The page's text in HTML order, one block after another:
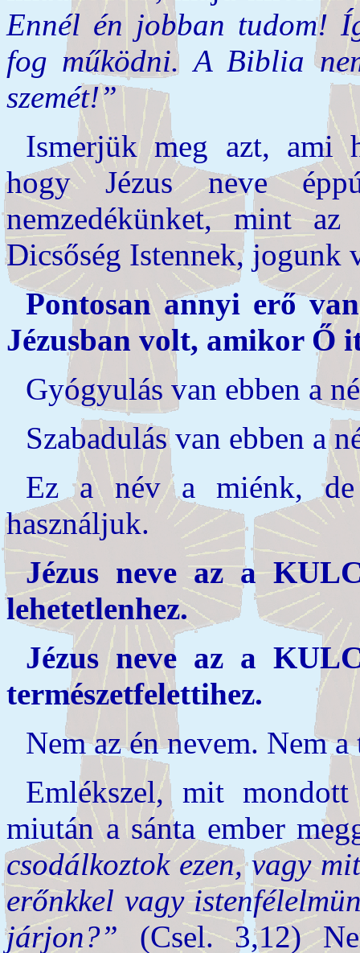
Ennél én jobban tudom!
fog működni. A Biblia
szemét!”
Ismerjük meg azt, ami
hogy Jézus neve
nemzedékünket, mint az
Dicsőség Istennek, jogunk
Pontosan annyi erő
Jézusban volt, amikor Ő
Gyógyulás van ebben a
Szabadulás van ebben a
Ez a név a miénk,
használjuk.
Jézus neve az a
lehetetlenhez.
Jézus neve az a
természetfelettihez.
Nem az én nevem. Nem
Emlékszel, mit
miután a sánta ember
csodálkoztok ezen, vagy
erőnkkel vagy
járjon?” (Csel. 3,12)